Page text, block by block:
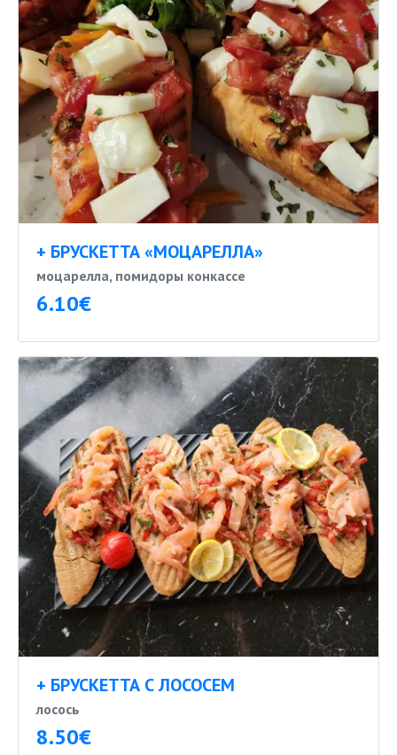
+ БРУСКЕТТА «МОЦАРЕЛЛА»
моцарелла, помидоры конкассе
6.10€
+ БРУСКЕТТА С ЛОСОСЕМ
лосось
8.50€